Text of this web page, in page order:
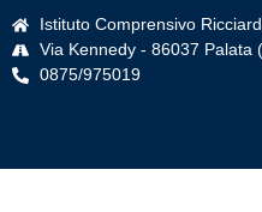
Istituto Comprensivo
Via Kennedy - 86037 Palata
0875/975019